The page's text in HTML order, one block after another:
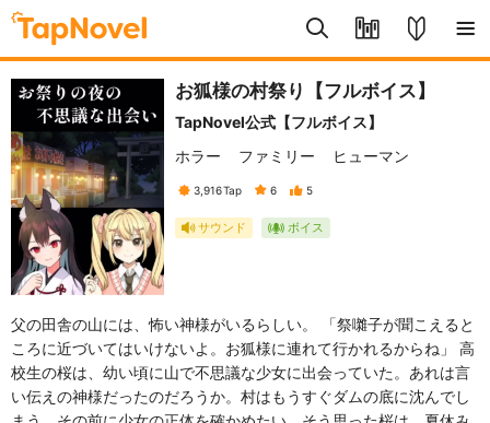
お狐様の村祭り【フルボイス】
TapNovel公式【フルボイス】
ホラー
ファミリー ヒューマン
3,916Tap 6 5
サウンド ボイス
父の田舎の山には、怖い神様がいるらしい。 「祭囃子が聞こえると
ころに近づいてはいけないよ。お狐様に連れて行かれるからね」 高
校生の桜は、幼い頃に山で不思議な少女に出会っていた。あれは言
い伝えの神様だったのだろうか。村はもうすぐダムの底に沈んでし